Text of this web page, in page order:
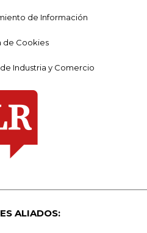
de Información
de Cookies
Industria y Comercio
ALIADOS: